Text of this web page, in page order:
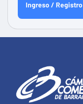
Ingreso / Registro